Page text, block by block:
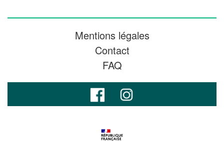
Mentions légales
Contact
FAQ